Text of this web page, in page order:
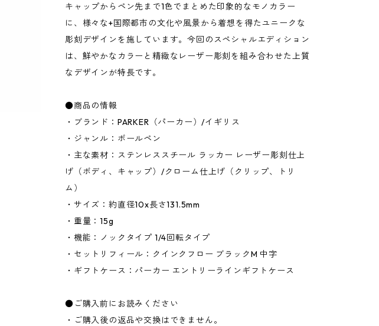
キャップからペン先まで1色でまとめた印象的なモノカラー
に、様々な+国際都市の文化や風景から着想を得たユニークな
彫刻デザインを施しています。今回のスペシャルエディション
は、鮮やかなカラーと精緻なレーザー彫刻を組み合わせた上質
なデザインが特長です。
●商品の情報
・ブランド：PARKER（パーカー）/イギリス
・ジャンル：ボールペン
・主な素材：ステンレススチール ラッカー レーザー彫刻仕上
げ（ボディ、キャップ）/クローム仕上げ（クリップ、トリ
ム）
・サイズ：約直径10x長さ131.5mm
・重量：15g
・機能：ノックタイプ 1/4回転タイプ
・セットリフィール：クインクフロー ブラックM 中字
・ギフトケース：パーカー エントリーラインギフトケース
●ご購入前にお読みください
・ご購入後の返品や交換はできません。